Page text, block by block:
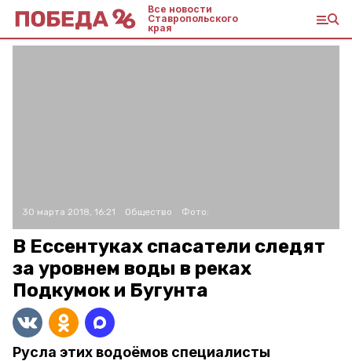
Все новости
Ставропольского
края
30 марта 2018, 16:21 Общество Фото:
В Ессентуках спасатели следят
за уровнем воды в реках
Подкумок и Бугунта
Русла этих водоёмов специалисты